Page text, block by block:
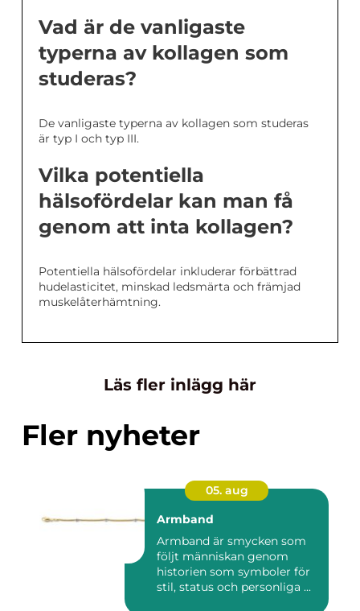
Vad är de vanligaste
typerna av kollagen som
studeras?
De vanligaste typerna av kollagen som studeras
är typ I och typ III.
Vilka potentiella
hälsofördelar kan man få
genom att inta kollagen?
Potentiella hälsofördelar inkluderar förbättrad
hudelasticitet, minskad ledsmärta och främjad
muskelåterhämtning.
Läs fler inlägg här
Fler nyheter
05. aug
Armband
Armband är smycken som
följt människan genom
historien som symboler för
stil, status och personliga ...